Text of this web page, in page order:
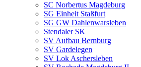
SC Norbertus Magdeburg
SG Einheit Staßfurt
SG GW Dahlenwarsleben
Stendaler SK
SV Aufbau Bernburg
SV Gardelegen
SV Lok Aschersleben